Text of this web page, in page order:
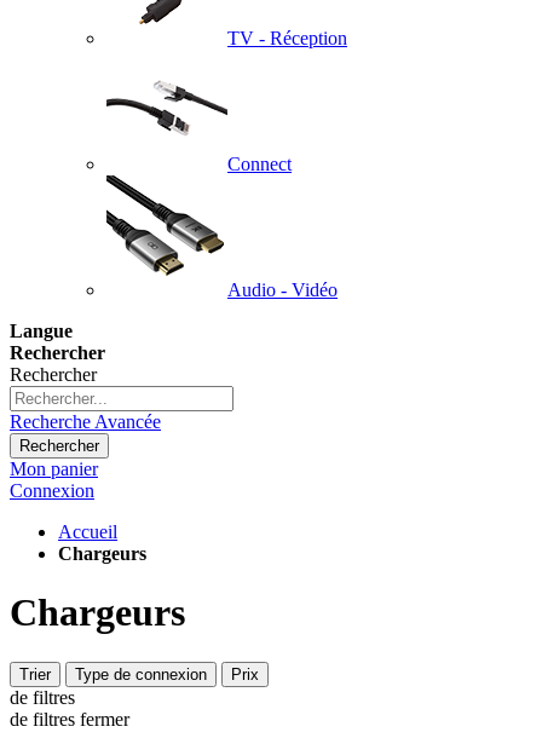
TV - Réception
Connect
Audio - Vidéo
Langue
Rechercher
Rechercher
Recherche Avancée
Rechercher
Mon panier
Connexion
Accueil
Chargeurs
Chargeurs
Trier Type de connexion Prix
de filtres
de filtres fermer